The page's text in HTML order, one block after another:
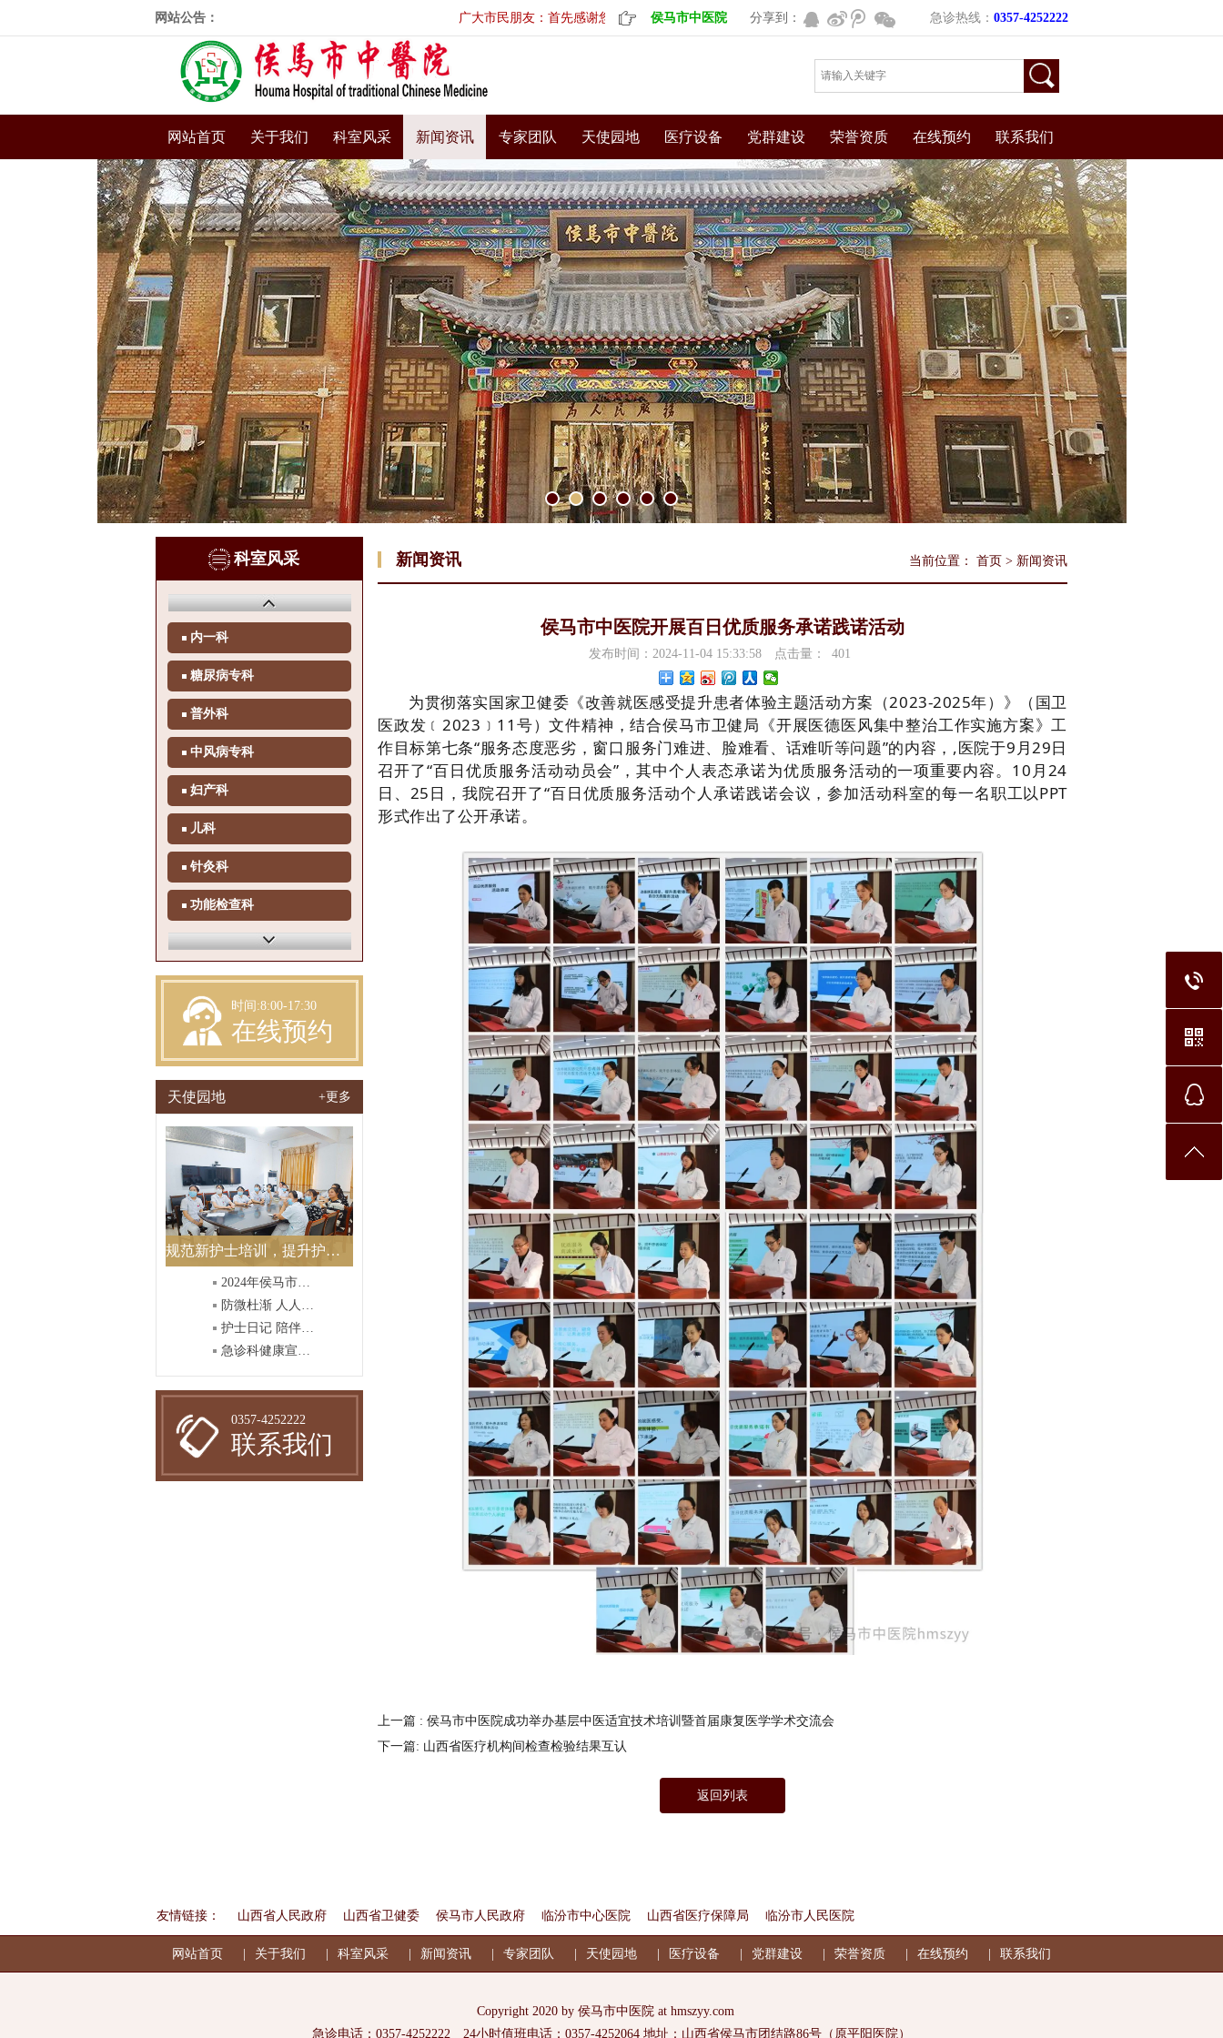
网站公告： 广大市民朋友：首先感谢您对我院的信任，选择到我院就诊。医院为人员密集场所，人员流动量大，极易造成病毒扩散或传播，为进一
急诊热线： 0357-4252222
侯马市中医院 分享到：
网站首页 关于我们 科室风采 新闻资讯 专家团队 天使园地 医疗设备 党群建设 荣誉资质 在线预约 联系我们
科室风采
内一科
糖尿病专科
普外科
中风病专科
妇产科
儿科
针灸科
功能检查科
体检科
检验科
时间:8:00-17:30
在线预约
天使园地 +更多
规范新护士培训，提升护理质量
2024年侯马市中医院护士节庆祝活动-----主题“我们的护
防微杜渐 人人树立安全意识
护士日记 陪伴护士成长
急诊科健康宣教视频——冬病夏治三伏贴
0357-4252222
联系我们
新闻资讯 当前位置： 首页 > 新闻资讯
侯马市中医院开展百日优质服务承诺践诺活动
发布时间：2024-11-04 15:33:58 点击量： 401
为贯彻落实国家卫健委《改善就医感受提升患者体验主题活动方案（2023-2025年）》（国卫
医政发﹝2023﹞11号）文件精神，结合侯马市卫健局《开展医德医风集中整治工作实施方案》工
作目标第七条“服务态度恶劣，窗口服务门难进、脸难看、话难听等问题”的内容， ,医院于9月29日
召开了“百日优质服务活动动员会”，其中个人表态承诺为优质服务活动的一项重要内容。10月24
日、25日，我院召开了“百日优质服务活动个人承诺践诺会议，参加活动科室的每一名职工以PPT
形式作出了公开承诺。
上一篇 : 侯马市中医院成功举办基层中医适宜技术培训暨首届康复医学学术交流会
下一篇: 山西省医疗机构间检查检验结果互认
返回列表
友情链接： 山西省人民政府 山西省卫健委 侯马市人民政府 临汾市中心医院 山西省医疗保障局 临汾市人民医院
网站首页 关于我们 科室风采 新闻资讯 专家团队 天使园地 医疗设备 党群建设 荣誉资质 在线预约 联系我们
Copyright 2020 by 侯马市中医院 at hmszyy.com
急诊电话：0357-4252222 24小时值班电话：0357-4252064 地址：山西省侯马市团结路86号（原平阳医院）